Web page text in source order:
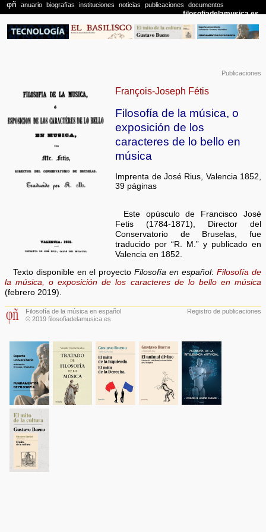
Publicaciones
François-Joseph Fétis
Filosofía de la música, o
exposición de los
caracteres de lo bello en
música
Imprenta de José Rius, Valencia 1852,
39 páginas
Este opúsculo de Francisco José
Fetis (1784-1871), Director del
Conservatorio de Bruselas, fue
traducido por “R. M.” y publicado en
Valencia en 1852.
Texto disponible en el proyectoFilosofía en español: Filosofía de
la música, o exposición de los caracteres de lo bello en música
(febrero 2019).
Filosofía de la música en español
© 2019 filosofiadelamusica.es
Registro de publicaciones